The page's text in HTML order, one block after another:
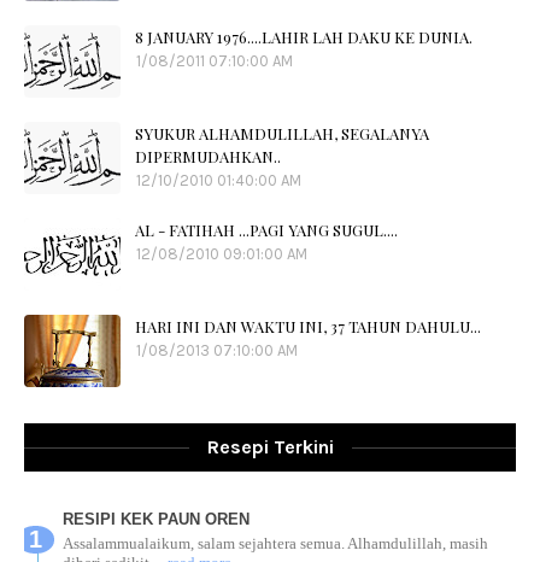
8 JANUARY 1976....LAHIR LAH DAKU KE DUNIA.
1/08/2011 07:10:00 AM
SYUKUR ALHAMDULILLAH, SEGALANYA
DIPERMUDAHKAN..
12/10/2010 01:40:00 AM
AL - FATIHAH ...PAGI YANG SUGUL....
12/08/2010 09:01:00 AM
HARI INI DAN WAKTU INI, 37 TAHUN DAHULU...
1/08/2013 07:10:00 AM
Resepi Terkini
RESIPI KEK PAUN OREN
Assalammualaikum, salam sejahtera semua. Alhamdulillah, masih